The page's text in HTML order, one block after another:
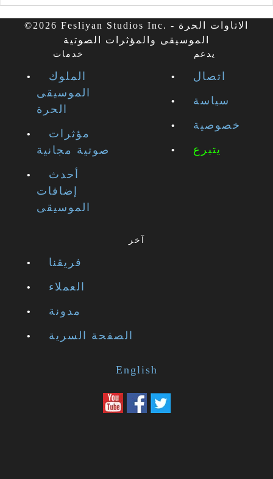
©2026 Fesliyan Studios Inc. - الاتاوات الحرة
الموسيقى والمؤثرات الصوتية
خدمات
الملوك
الموسيقى
الحرة
مؤثرات
صوتية مجانية
أحدث
إضافات
الموسيقى
يدعم
اتصال
سياسة
خصوصية
يتبرع
آخر
فريقنا
العملاء
مدونة
الصفحة السرية
English